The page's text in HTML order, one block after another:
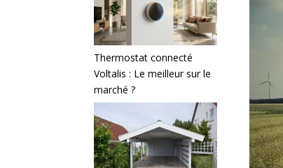
Thermostat connecté
Voltalis : Le meilleur sur le
marché ?